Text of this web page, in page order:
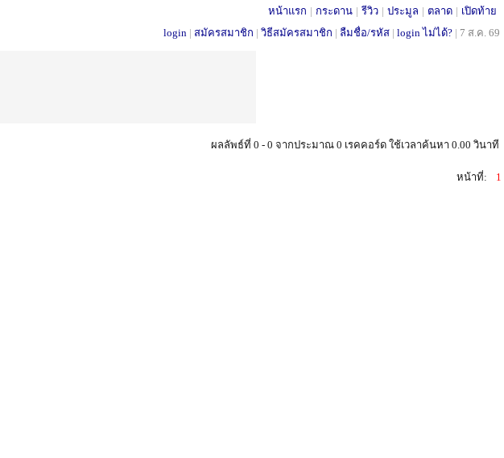
หน้าแรก | กระดาน | รีวิว | ประมูล | ตลาด | เปิดท้าย
login | สมัครสมาชิก | วิธีสมัครสมาชิก | ลืมชื่อ/รหัส | login ไม่ได้? | 7 ส.ค. 69
ผลลัพธ์ที่ 0 - 0 จากประมาณ 0 เรคคอร์ด ใช้เวลาค้นหา 0.00 วินาที
หน้าที่: 1